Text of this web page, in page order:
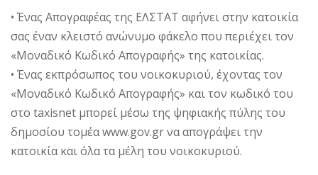
• Ένας Απογραφέας της ΕΛΣΤΑΤ αφήνει στην κατοικία
σας έναν κλειστό ανώνυμο φάκελο που περιέχει τον
«Μοναδικό Κωδικό Απογραφής» της κατοικίας.
• Ένας εκπρόσωπος του νοικοκυριού, έχοντας τον
«Μοναδικό Κωδικό Απογραφής» και τον κωδικό του
στο taxisnet μπορεί μέσω της ψηφιακής πύλης του
δημοσίου τομέα www.gov.gr να απογράψει την
κατοικία και όλα τα μέλη του νοικοκυριού.